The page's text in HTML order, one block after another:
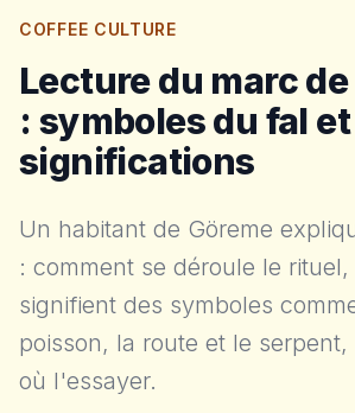
COFFEE CULTURE
Lecture du marc
: symboles du fal
significations
Un habitant de Göreme
: comment se déroule le
signifient des symboles
poisson, la route et le
où l'essayer.